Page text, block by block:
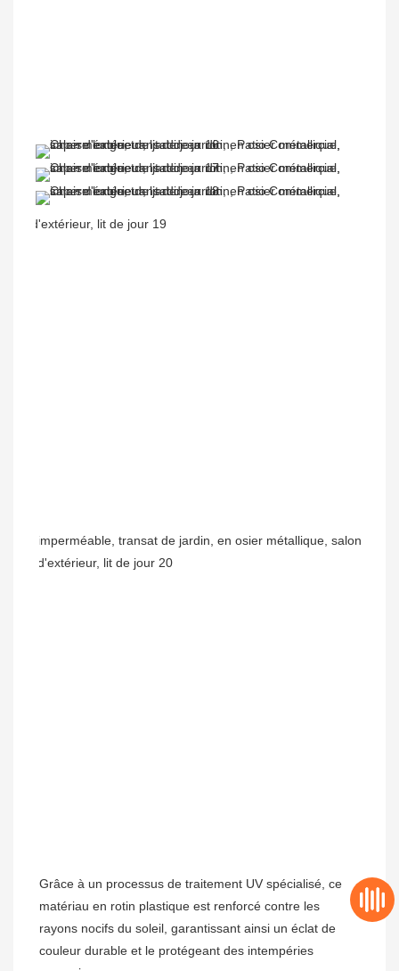
Grâce à un processus de traitement UV spécialisé, ce
matériau en rotin plastique est renforcé contre les
rayons nocifs du soleil, garantissant ainsi un éclat de
couleur durable et le protégeant des intempéries